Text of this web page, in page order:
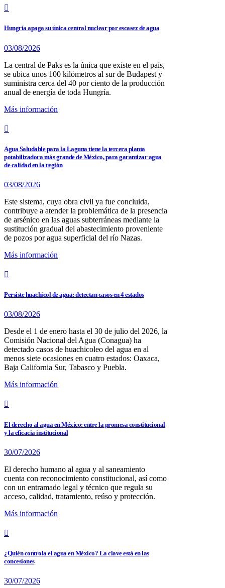
Hungría apaga su única central nuclear por escasez de agua
03/08/2026
La central de Paks es la única que existe en el país,
se ubica unos 100 kilómetros al sur de Budapest y
suministra cerca del 40 por ciento de la producción
anual de energía de toda Hungría.
Más información
Agua Saludable para la Laguna tiene la tercera planta
potabilizadora más grande de México, para garantizar agua
de calidad en la región
03/08/2026
Este sistema, cuya obra civil ya fue concluida,
contribuye a atender la problemática de la presencia
de arsénico en las aguas subterráneas mediante la
sustitución gradual del abastecimiento proveniente
de pozos por agua superficial del río Nazas.
Más información
Persiste huachicol de agua: detectan casos en 4 estados
03/08/2026
Desde el 1 de enero hasta el 30 de julio del 2026, la
Comisión Nacional del Agua (Conagua) ha
detectado casos de huachicoleo del agua en al
menos siete ocasiones en cuatro estados: Oaxaca,
Baja California Sur, Tabasco y Puebla.
Más información
El derecho al agua en México: entre la promesa constitucional
y la eficacia institucional
30/07/2026
El derecho humano al agua y al saneamiento
cuenta con reconocimiento constitucional, así como
con un entramado legal y técnico que regula su
acceso, calidad, tratamiento, reúso y protección.
Más información
¿Quién controla el agua en México? La clave está en las
concesiones
30/07/2026